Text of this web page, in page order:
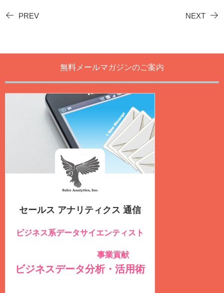
PREV NEXT
無料メールマガジンのご案内
セールス アナリティクス 通信
ビジネス系データサイエンティスト
事業貢献
ビジネスデータ分析・活用術